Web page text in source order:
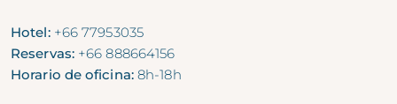
Hotel: +66 77953035
Reservas: +66 888664156
Horario de oficina:8h-18h